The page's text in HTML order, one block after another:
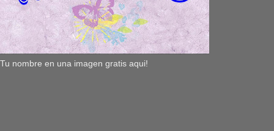
Tu nombre en una imagen gratis aqui!